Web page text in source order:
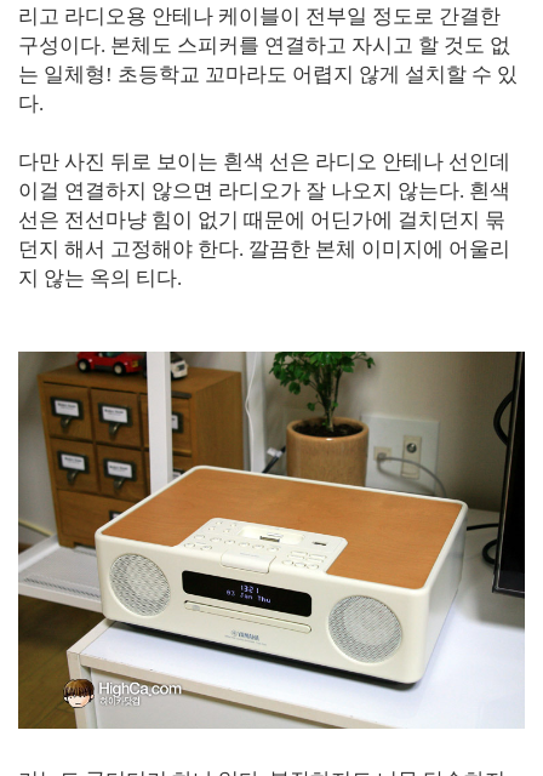
리고 라디오용 안테나 케이블이 전부일 정도로 간결한
구성이다. 본체도 스피커를 연결하고 자시고 할 것도 없
는 일체형! 초등학교 꼬마라도 어렵지 않게 설치할 수 있
다.
다만 사진 뒤로 보이는 흰색 선은 라디오 안테나 선인데
이걸 연결하지 않으면 라디오가 잘 나오지 않는다. 흰색
선은 전선마냥 힘이 없기 때문에 어딘가에 걸치던지 묶
던지 해서 고정해야 한다. 깔끔한 본체 이미지에 어울리
지 않는 옥의 티다.